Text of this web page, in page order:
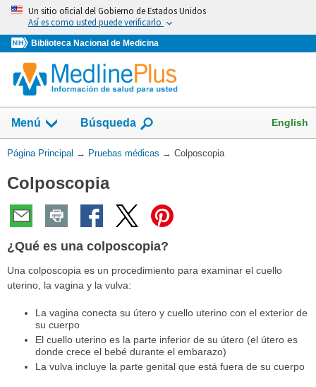
Omita
vaya
al
Contenido
Un sitio oficial del Gobierno de Estados Unidos
Así es como usted puede verificarlo
Biblioteca Nacional de Medicina
Menú
Mostrar
campo
de
Búsqueda English
Usted
aquí:
Página Principal → Pruebas médicas → Colposcopia
Colposcopia
¿Qué es una colposcopia?
Una colposcopia es un procedimiento para examinar el cuello
uterino, la vagina y la vulva:
La vagina conecta su útero y cuello uterino con el exterior de
su cuerpo
El cuello uterino es la parte inferior de su útero (el útero es
donde crece el bebé durante el embarazo)
La vulva incluye la parte genital que está fuera de su cuerpo